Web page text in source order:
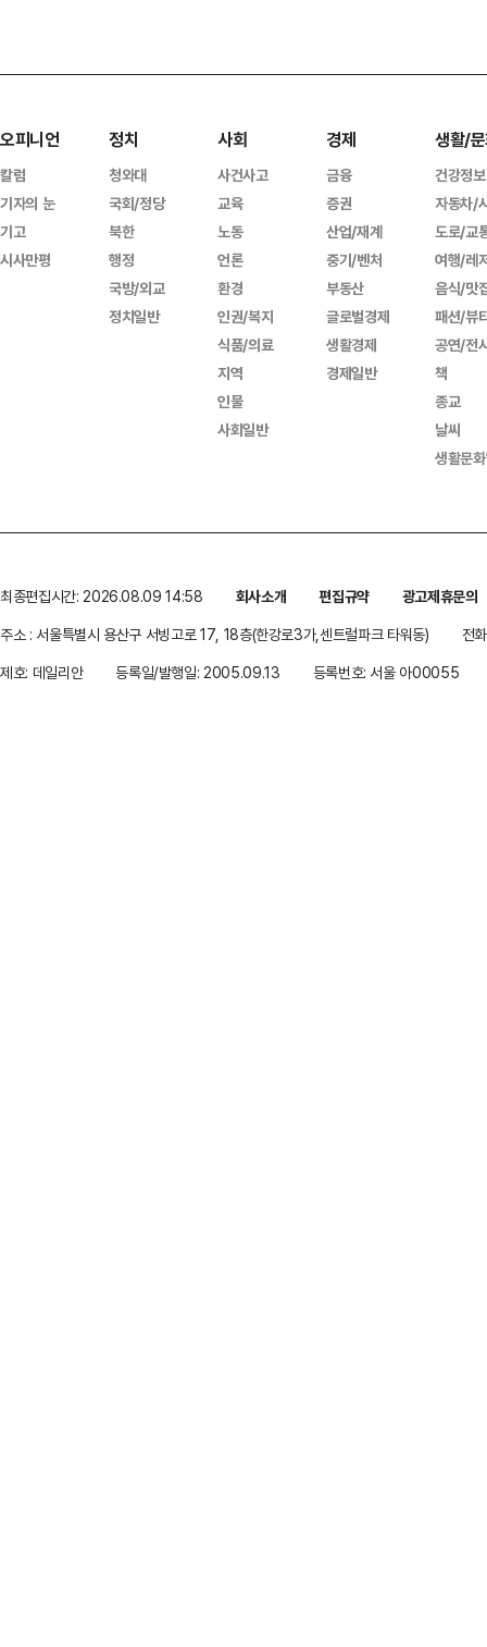
오피니언
칼럼
기자의 눈
기고
시사만평
정치
청와대
국회/정당
북한
행정
국방/외교
정치일반
사회
사건사고
교육
노동
언론
환경
인권/복지
식품/의료
지역
인물
사회일반
경제
금융
증권
산업/재계
중기/벤처
부동산
글로벌경제
생활경제
경제일반
생활/
건강정보
자동차/
도로/교
여행/레
음식/맛
패션/뷰
공연/전
책
종교
날씨
생활문
최종편집시간: 2026.08.09 14:58 회사소개 편집규약
광고제휴문의
주소 : 서울특별시 용산구 서빙고로 17, 18층(한강로3가,센트럴파크 타워동)
전
제호: 데일리안
등록일/발행일: 2005.09.13 등록번호: 서울 아00055